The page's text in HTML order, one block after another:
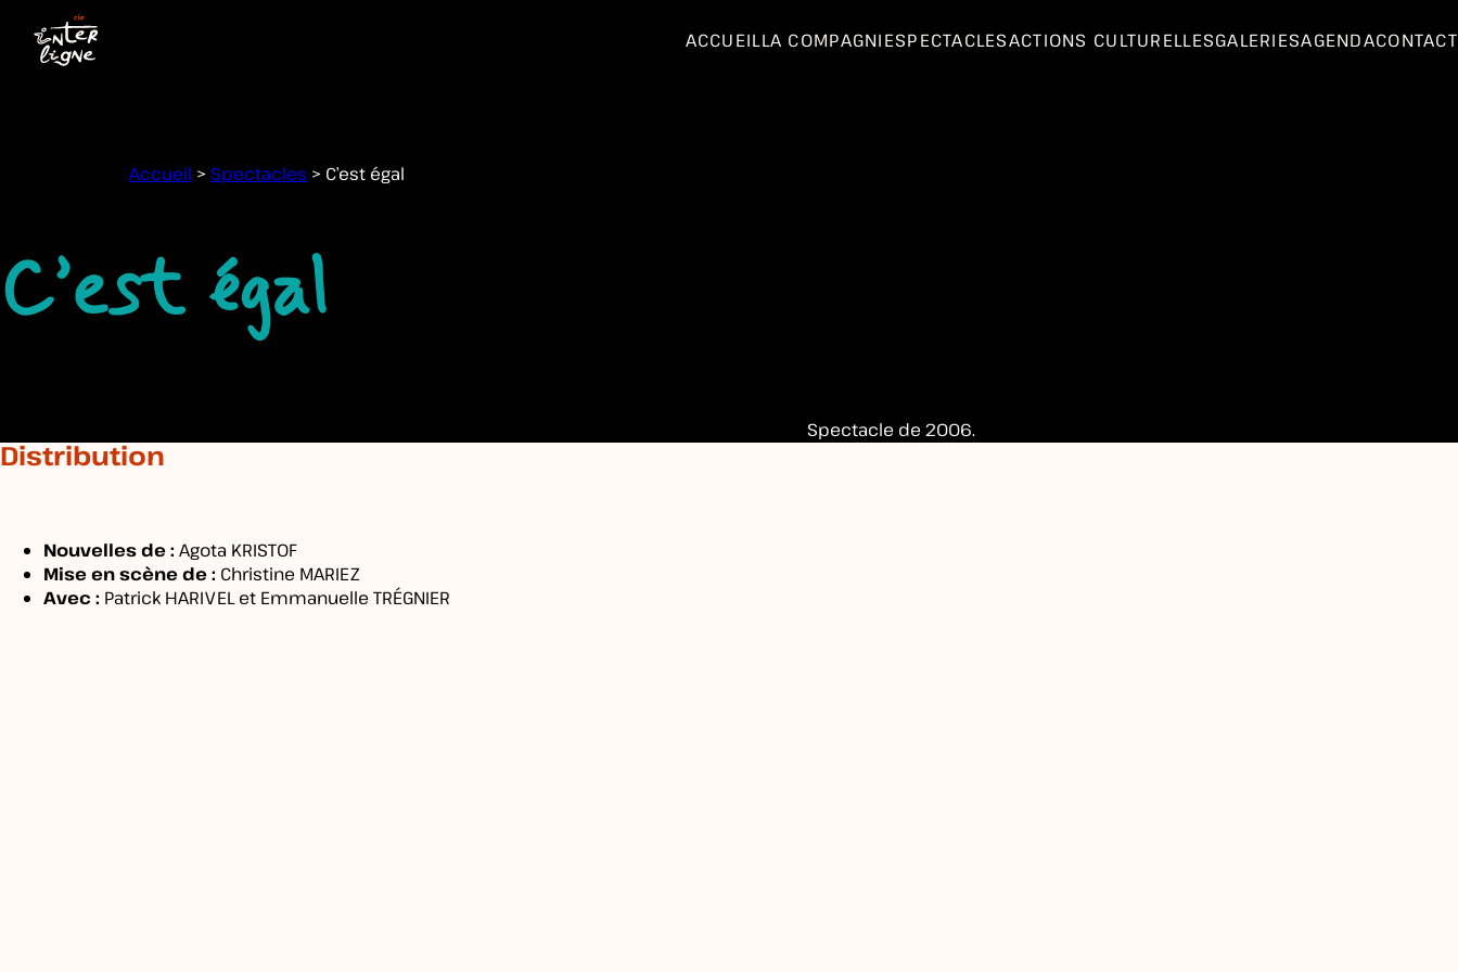
ACCUEILLA COMPAGNIESPECTACLESACTIONS CULTURELLESGALERIESAGENDACONTACT
Accueil > Spectacles > C’est égal
C’est égal
Spectacle de 2006.
MODALITÉS
Distribution
Nouvelles de : Agota KRISTOF
Mise en scène de : Christine MARIEZ
Avec : Patrick HARIVEL et Emmanuelle TRÉGNIER